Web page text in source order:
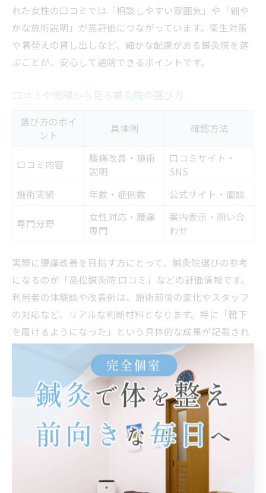
れた女性の口コミでは「相談しやすい雰囲気」や「細や
かな施術説明」が高評価につながっています。衛生対策
や着替えの貸し出しなど、細かな配慮がある鍼灸院を選
ぶことが、安心して通院できるポイントです。
口コミや実績から見る鍼灸院の選び方
選び方のポイ
ント
具体例 確認方法
口コミ内容
腰痛改善・施術
説明
口コミサイト・
SNS
施術実績
年数・症例数 公式サイト・面談
専門分野
女性対応・腰痛
専門
案内表示・問い合
わせ
実際に腰痛改善を目指す方にとって、鍼灸院選びの参考
になるのが「高松鍼灸院 口コミ」などの評価情報です。
利用者の体験談や改善例は、施術前後の変化やスタッフ
の対応など、リアルな判断材料となります。特に「靴下
を履けるようになった」という具体的な成果が記載され
ている口コミは信頼性が高いといえるでしょう。
また、鍼灸師の経験年数や実績、症例数なども重要なチ
ェックポイントです。腰痛専門・女性対応など、得意分
野が明確な鍼灸院は、再発予防や身体全体のバランス調
整にも強みがあります。選ぶ際は、実際の施術例や改善
報告の有無を確認しましょう。